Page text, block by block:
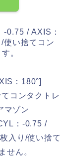
0.75 / AXIS：
使い捨てコン
。
：180°]
コンタクトレ
マゾン
：-0.75 /
入り/使い捨て
せん。